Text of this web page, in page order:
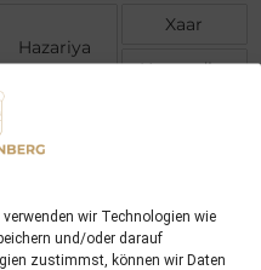
wir Technologien wie
und/oder darauf
zustimmst, können wir Daten
Hazariya
Fraulein
(USA)
Xaar
Hazaradjat
Fruhlingstag